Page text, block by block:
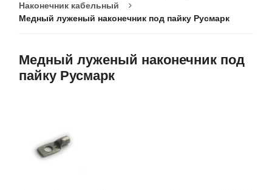
Наконечник кабельный
Медный луженый наконечник под пайку Русмарк
Медный луженый наконечник под
пайку Русмарк